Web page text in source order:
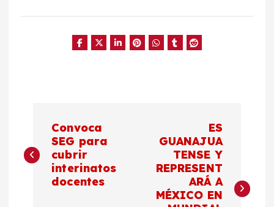
a
Convoca
SEG para
cubrir
interinatos
docentes
ES
GUANAJUA
TENSE Y
REPRESENT
ARÁ A
MÉXICO EN